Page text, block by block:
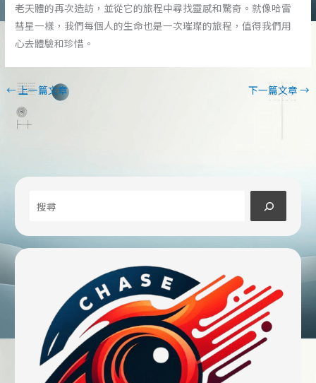
老天體的再次造訪，並從它的旅程中尋找靈感和驚奇。就像哈雷
彗星一樣，我們每個人的生命也是一次璀璨的旅程，值得我們用
心去體驗和珍惜。
←上一篇文章 下一篇文章 →
搜
尋